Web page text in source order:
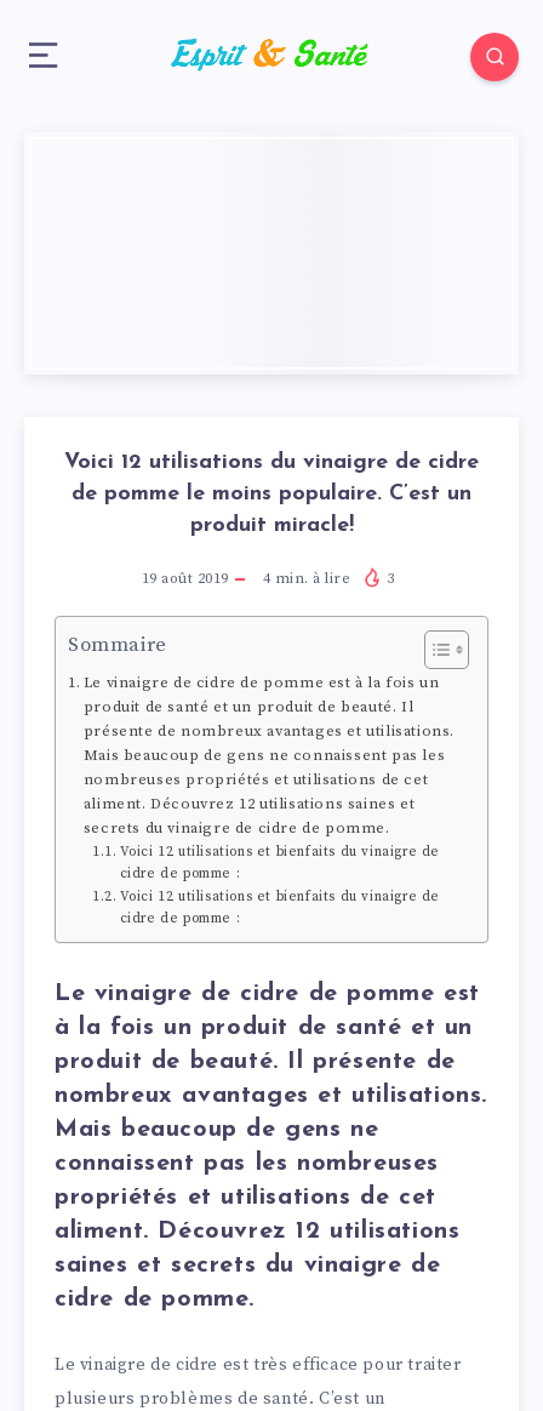
Voici 12 utilisations du vinaigre de cidre
de pomme le moins populaire. C’est un
produit miracle!
19 août 2019 4min. à lire 3
Sommaire
Le vinaigre de cidre de pomme est à la fois un
produit de santé et un produit de beauté. Il
présente de nombreux avantages et utilisations.
Mais beaucoup de gens ne connaissent pas les
nombreuses propriétés et utilisations de cet
aliment. Découvrez 12 utilisations saines et
secrets du vinaigre de cidre de pomme.
Voici 12 utilisations et bienfaits du vinaigre de
cidre de pomme :
Voici 12 utilisations et bienfaits du vinaigre de
cidre de pomme :
Le vinaigre de cidre de pomme est
à la fois un produit de santé et un
produit de beauté. Il présente de
nombreux avantages et utilisations.
Mais beaucoup de gens ne
connaissent pas les nombreuses
propriétés et utilisations de cet
aliment. Découvrez 12 utilisations
saines et secrets du vinaigre de
cidre de pomme.
Le vinaigre de cidre est très efficace pour traiter
plusieurs problèmes de santé. C’est un